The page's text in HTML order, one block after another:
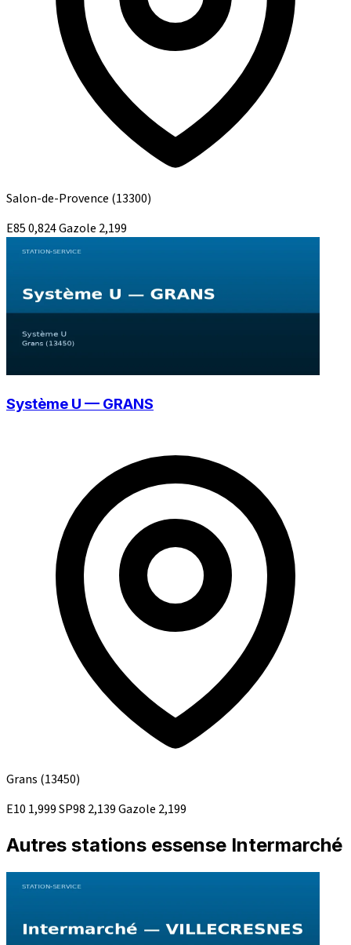
Salon-de-Provence (13300)
E850,824Gazole 2,199
Système U — GRANS
Grans (13450)
E10 1,999SP98 2,139Gazole 2,199
Autres stations essense Intermarché